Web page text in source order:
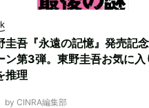
圭吾『永遠の記憶』発売記
ン第3弾。東野圭吾お気に入
推理
by CINRA編集部